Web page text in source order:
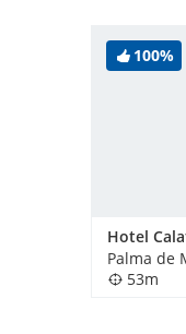
100%
Palma de
53m